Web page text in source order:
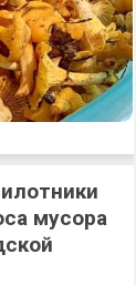
мусора